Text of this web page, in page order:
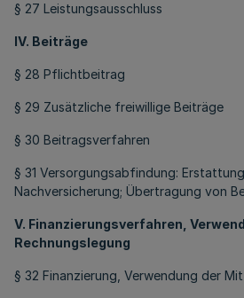
§ 27 Leistungsausschluss
IV. Beiträge
§ 28 Pflichtbeitrag
§ 29 Zusätzliche freiwillige Beiträge
§ 30 Beitragsverfahren
§ 31 Versorgungsabfindung:
Nachversicherung; Übertragung von
V. Finanzierungsverfahren,
Rechnungslegung
§ 32 Finanzierung, Verwendung der